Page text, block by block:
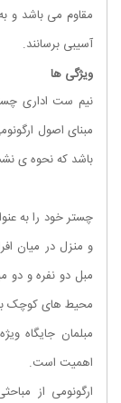
مقاوم می باشد و
آسیبی برسانند.
ویژگی ها
نیم ست اداری
مبنای اصول
باشد که نحوه ی
چستر خود را به
و منزل در میان
مبل دو نفره و دو
محیط های کوچک
مبلمان جایگاه
اهمیت است.
ارگونومی از